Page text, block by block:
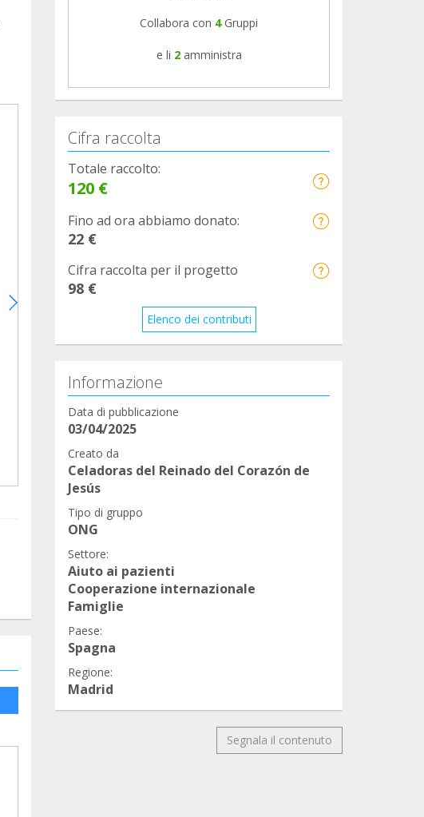
Collabora con 4Gruppi
e li 2 amministra
Cifra raccolta
Totale raccolto:
120 €
Fino ad ora abbiamo donato:
22 €
Cifra raccolta per il progetto
98 €
Elenco dei contributi
Informazione
Data di pubblicazione
03/04/2025
Creato da
Celadoras del Reinado del Corazón de
Jesús
Tipo di gruppo
ONG
Settore:
Aiuto ai pazienti
Cooperazione internazionale
Famiglie
Paese:
Spagna
Regione:
Madrid
Segnala il contenuto